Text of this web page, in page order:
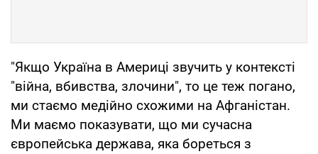
"Якщо Україна в Америці звучить у контексті
"війна, вбивства, злочини", то це теж погано,
ми стаємо медійно схожими на Афганістан.
Ми маємо показувати, що ми сучасна
європейська держава, яка бореться з